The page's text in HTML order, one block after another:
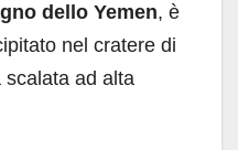
dello Yemen, è
nel cratere di
scalata ad alta